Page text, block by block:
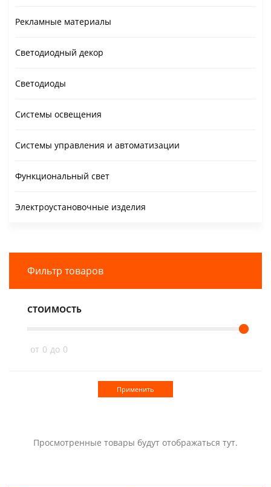
Рекламные материалы
Светодиодный декор
Светодиоды
Системы освещения
Системы управления и автоматизации
Функциональный свет
Электроустановочные изделия
Фильтр товаров
СТОИМОСТЬ
от 0 до 0
Применить
Просмотренные товары будут отображаться тут.